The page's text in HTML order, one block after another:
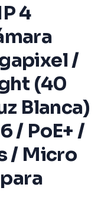
4
/
(40
Blanca)
/ PoE+ /
/ Micro